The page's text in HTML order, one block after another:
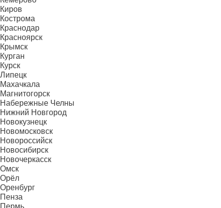
Киров
Кострома
Краснодар
Красноярск
Крымск
Курган
Курск
Липецк
Махачкала
Магнитогорск
Набережные Челны
Нижний Новгород
Новокузнецк
Новомосковск
Новороссийск
Новосибирск
Новочеркасск
Омск
Орёл
Оренбург
Пенза